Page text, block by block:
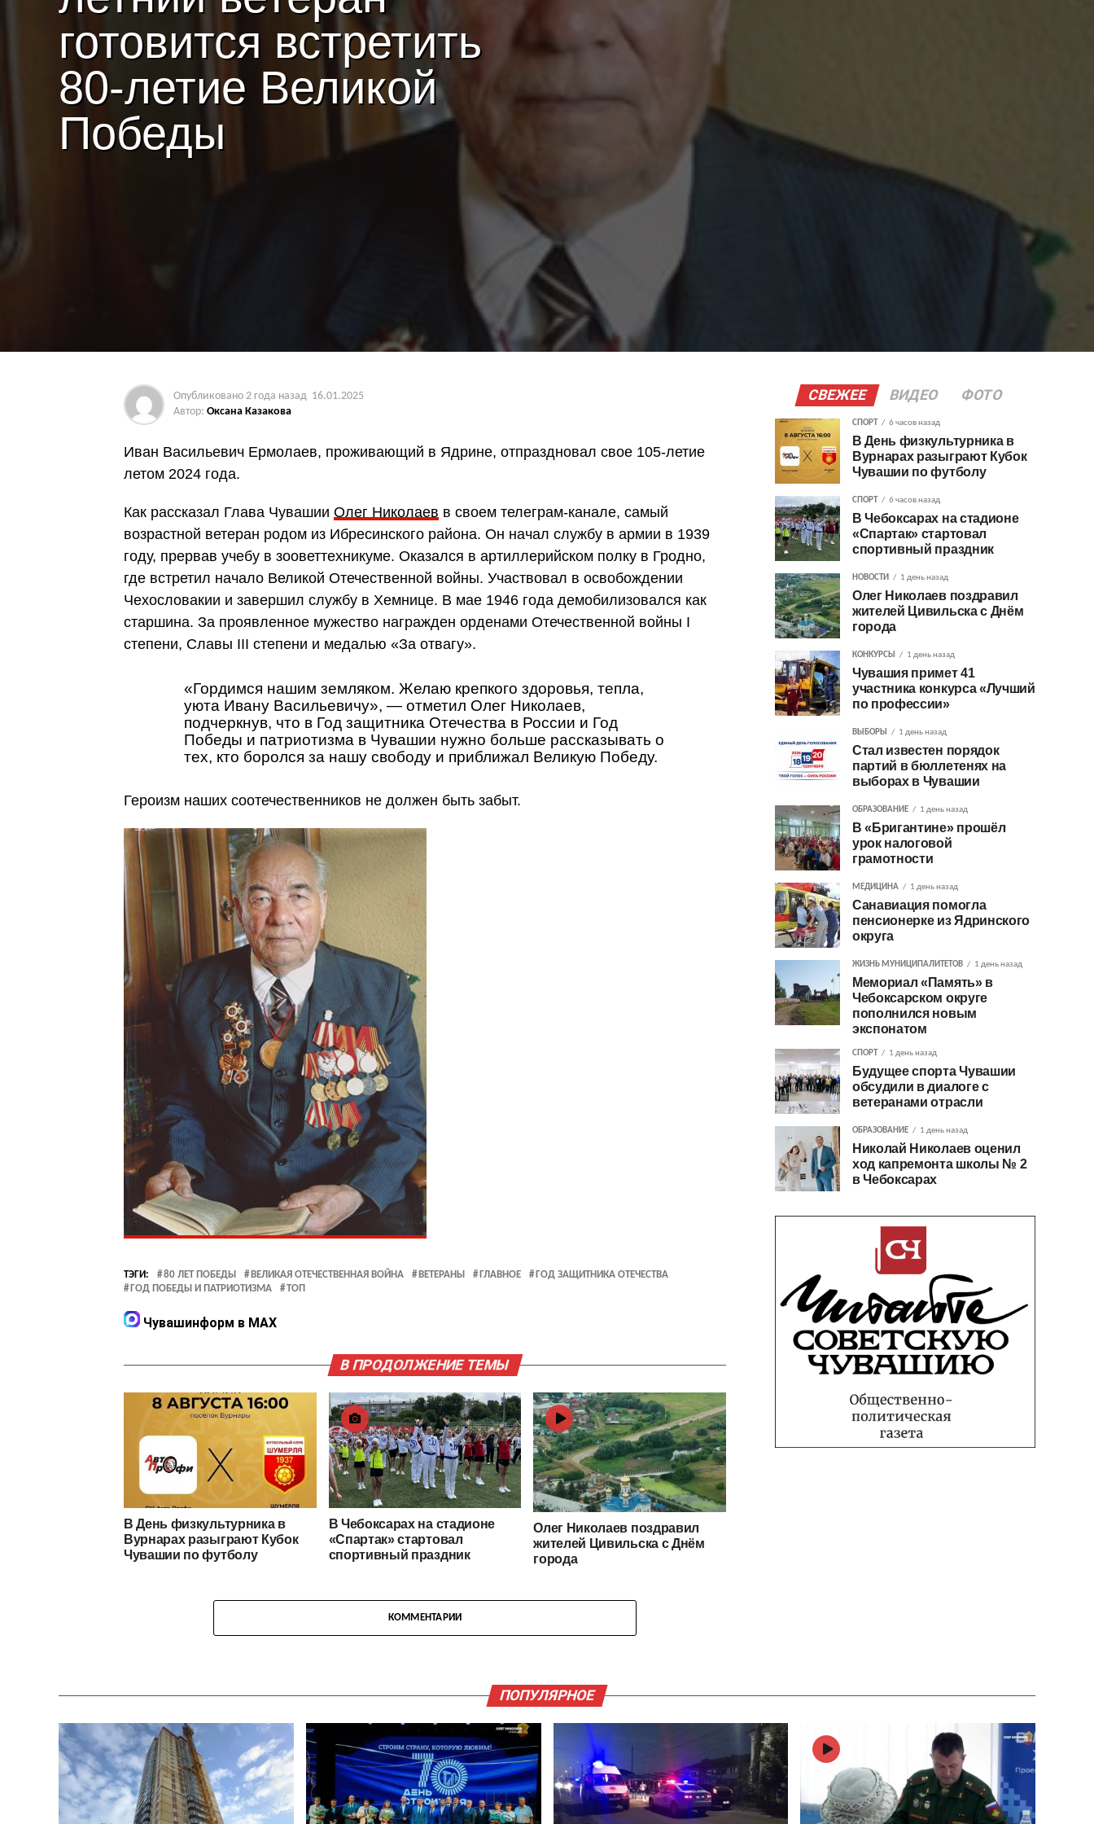
готовится встретить
80-летие Великой
Победы
Опубликовано 2 года назад 16.01.2025
Автор: Оксана Казакова
Иван Васильевич Ермолаев, проживающий в Ядрине, отпраздновал свое 105-летие
летом 2024 года.
Как рассказал Глава Чувашии Олег Николаев в своем телеграм-канале, самый
возрастной ветеран родом из Ибресинского района. Он начал службу в армии в 1939
году, прервав учебу в зооветтехникуме. Оказался в артиллерийском полку в Гродно,
где встретил начало Великой Отечественной войны. Участвовал в освобождении
Чехословакии и завершил службу в Хемнице. В мае 1946 года демобилизовался как
старшина. За проявленное мужество награжден орденами Отечественной войны I
степени, Славы III степени и медалью «За отвагу».
«Гордимся нашим земляком. Желаю крепкого здоровья, тепла,
уюта Ивану Васильевичу», — отметил Олег Николаев,
подчеркнув, что в Год защитника Отечества в России и Год
Победы и патриотизма в Чувашии нужно больше рассказывать о
тех, кто боролся за нашу свободу и приближал Великую Победу.
Героизм наших соотечественников не должен быть забыт.
ТЭГИ: 80 ЛЕТ ПОБЕДЫ ВЕЛИКАЯ ОТЕЧЕСТВЕННАЯ ВОЙНА ВЕТЕРАНЫ ГЛАВНОЕ
ГОД ЗАЩИТНИКА ОТЕЧЕСТВА
ГОД ПОБЕДЫ И ПАТРИОТИЗМА
ТОП
Чувашинформ в MAX
В ПРОДОЛЖЕНИЕ ТЕМЫ
В День физкультурника в
Вурнарах разыграют Кубок
Чувашии по футболу
В Чебоксарах на стадионе
«Спартак» стартовал
спортивный праздник
Олег Николаев поздравил
жителей Цивильска с Днём
города
КОММЕНТАРИИ
СВЕЖЕЕ ВИДЕО ФОТО
СПОРТ 6 часов назад
В День физкультурника в
Вурнарах разыграют Кубок
Чувашии по футболу
СПОРТ 6 часов назад
В Чебоксарах на стадионе
«Спартак» стартовал
спортивный праздник
НОВОСТИ 1 день назад
Олег Николаев поздравил
жителей Цивильска с Днём
города
КОНКУРСЫ 1 день назад
Чувашия примет 41
участника конкурса «Лучший
по профессии»
ВЫБОРЫ 1 день назад
Стал известен порядок
партий в бюллетенях на
выборах в Чувашии
ОБРАЗОВАНИЕ 1 день назад
В «Бригантине» прошёл
урок налоговой
грамотности
МЕДИЦИНА 1 день назад
Санавиация помогла
пенсионерке из Ядринского
округа
ЖИЗНЬ МУНИЦИПАЛИТЕТОВ 1 день назад
Мемориал «Память» в
Чебоксарском округе
пополнился новым
экспонатом
СПОРТ 1 день назад
Будущее спорта Чувашии
обсудили в диалоге с
ветеранами отрасли
ОБРАЗОВАНИЕ 1 день назад
Николай Николаев оценил
ход капремонта школы № 2
в Чебоксарах
ПОПУЛЯРНОЕ